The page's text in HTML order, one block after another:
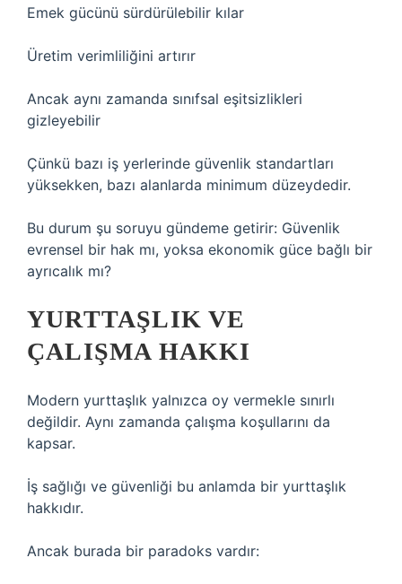
Emek gücünü sürdürülebilir kılar
Üretim verimliliğini artırır
Ancak aynı zamanda sınıfsal eşitsizlikleri
gizleyebilir
Çünkü bazı iş yerlerinde güvenlik standartları
yüksekken, bazı alanlarda minimum düzeydedir.
Bu durum şu soruyu gündeme getirir: Güvenlik
evrensel bir hak mı, yoksa ekonomik güce bağlı bir
ayrıcalık mı?
YURTTAŞLIK VE
ÇALIŞMA HAKKI
Modern yurttaşlık yalnızca oy vermekle sınırlı
değildir. Aynı zamanda çalışma koşullarını da
kapsar.
İş sağlığı ve güvenliği bu anlamda bir yurttaşlık
hakkıdır.
Ancak burada bir paradoks vardır: